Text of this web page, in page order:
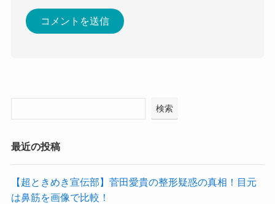
検索
最近の投稿
【超ときめき宣伝部】菅田愛貴の整形疑惑の真相！目元
は鼻筋を画像で比較！